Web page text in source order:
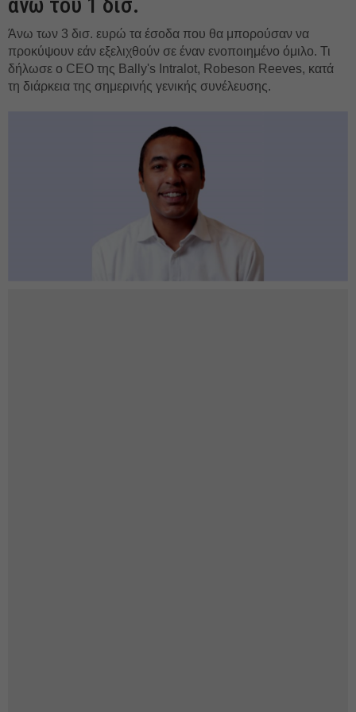
Άνω των 3 δισ. ευρώ τα έσοδα που θα μπορούσαν να
προκύψουν εάν εξελιχθούν σε έναν ενοποιημένο όμιλο. Τι
δήλωσε ο CEO της Bally's Intralot, Robeson Reeves, κατά
τη διάρκεια της σημερινής γενικής συνέλευσης.